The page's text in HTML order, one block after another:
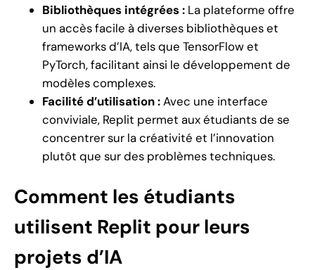
Bibliothèques intégrées : La plateforme offre
un accès facile à diverses bibliothèques et
frameworks d’IA, tels que TensorFlow et
PyTorch, facilitant ainsi le développement de
modèles complexes.
Facilité d’utilisation :Avec une interface
conviviale, Replit permet aux étudiants de se
concentrer sur la créativité et l’innovation
plutôt que sur des problèmes techniques.
Comment les étudiants
utilisent Replit pour leurs
projets d’IA